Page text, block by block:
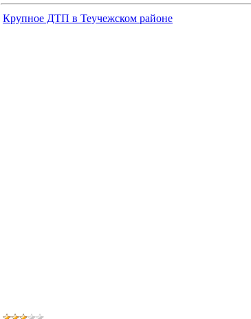
Крупное ДТП в Теучежском районе